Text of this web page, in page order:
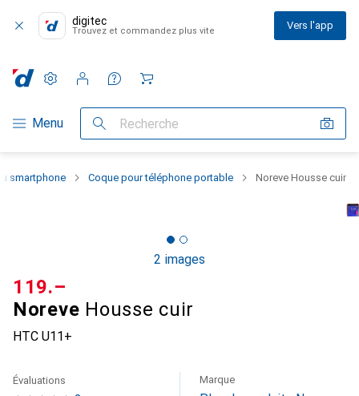
digitec
Trouvez et commandez plus vite Vers l'app
Navigation par catégorie
Menu Recherche
Paramètres
Compte client
Listes de comparaison
Listes d'envies
Panier
smartphone Coque pour téléphone portable Noreve Housse cuir
2 images
Noreve Housse cuir
HTC U11+
CHF
119.–
Évaluations Marque